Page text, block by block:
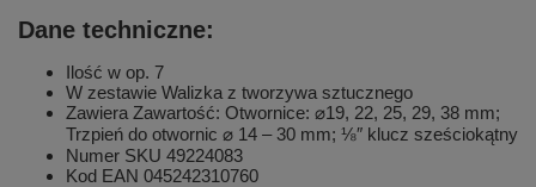
Dane techniczne:
Ilość w op. 7
W zestawie Walizka z tworzywa sztucznego
Zawiera Zawartość: Otwornice: ⌀19, 22, 25, 29, 38 mm;
Trzpień do otwornic ⌀ 14 – 30 mm; ⅛″ klucz sześciokątny
Numer SKU 49224083
Kod EAN 045242310760